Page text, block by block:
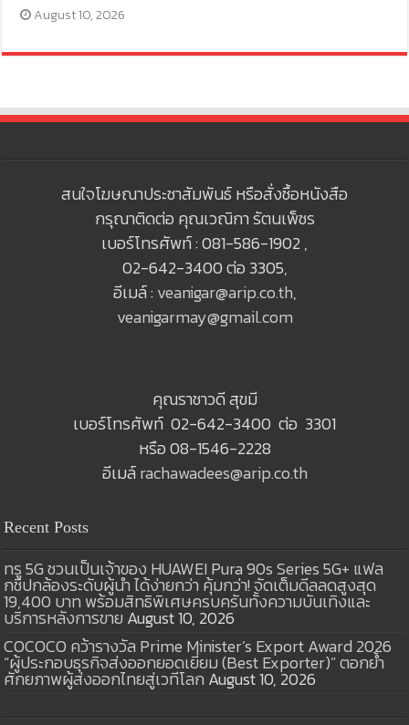
August 10, 2026
สนใจโฆษณาประชาสัมพันธ์ หรือสั่งซื้อหนังสือ
กรุณาติดต่อ คุณเวณิกา รัตนเพ็ชร
เบอร์โทรศัพท์ : 081-586-1902 ,
02-642-3400 ต่อ 3305,
อีเมล์ : veanigar@arip.co.th,
veanigarmay@gmail.com
คุณราชาวดี สุขมี
เบอร์โทรศัพท์ 02-642-3400 ต่อ 3301
หรือ 08-1546-2228
อีเมล์rachawadees@arip.co.th
Recent Posts
ทรู 5G ชวนเป็นเจ้าของ HUAWEI Pura 90s Series 5G+ แฟล
กชิปกล้องระดับผู้นำ ได้ง่ายกว่า คุ้มกว่า! จัดเต็มดีลลดสูงสุด
19,400 บาท พร้อมสิทธิพิเศษครบครันทั้งความบันเทิงและ
บริการหลังการขาย August 10, 2026
COCOCO คว้ารางวัล Prime Minister’s Export Award 2026
“ผู้ประกอบธุรกิจส่งออกยอดเยี่ยม (Best Exporter)” ตอกย้ำ
ศักยภาพผู้ส่งออกไทยสู่เวทีโลก August 10, 2026